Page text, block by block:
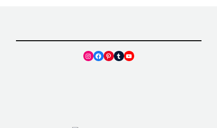
Instagram
Facebook
Pinterest
TumblrYouTube